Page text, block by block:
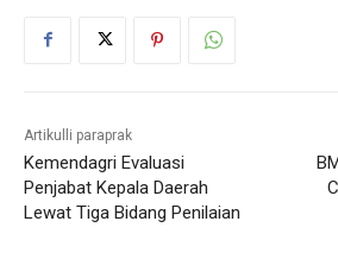
Artikulli paraprak
Kemendagri Evaluasi
Penjabat Kepala Daerah
Lewat Tiga Bidang Penilaian